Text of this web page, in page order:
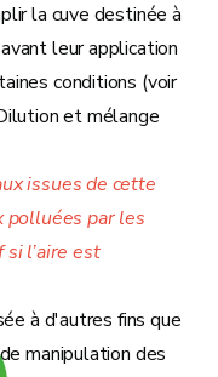
la cuve destinée à
leur application
conditions (voir
et mélange
issues de cette
polluées par les
l’aire est
à d'autres fins que
manipulation des